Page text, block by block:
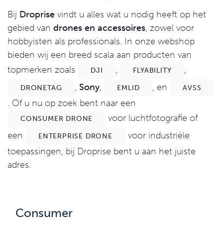
Bij Droprise vindt u alles wat u nodig heeft op het
gebied van drones en accessoires, zowel voor
hobbyisten als professionals. In onze webshop
bieden wij een breed scala aan producten van
topmerken zoals
DJI , FLYABILITY ,
DRONETAG , Sony, EMLID , en AVSS
. Of u nu op zoek bent naar een
CONSUMER DRONE
voor luchtfotografie of
een
ENTERPRISE DRONE
voor industriële
toepassingen, bij Droprise bent u aan het juiste
adres.
Consumer